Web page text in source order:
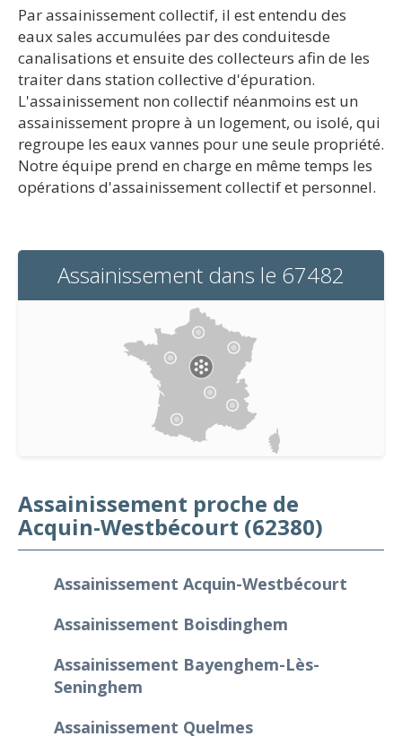
Par assainissement collectif, il est entendu des
eaux sales accumulées par des conduitesde
canalisations et ensuite des collecteurs afin de les
traiter dans station collective d'épuration.
L'assainissement non collectif néanmoins est un
assainissement propre à un logement, ou isolé, qui
regroupe les eaux vannes pour une seule propriété.
Notre équipe prend en charge en même temps les
opérations d'assainissement collectif et personnel.
Assainissement dans le 67482
Assainissement proche de
Acquin-Westbécourt (62380)
Assainissement Acquin-Westbécourt
Assainissement Boisdinghem
Assainissement Bayenghem-Lès-
Seninghem
Assainissement Quelmes